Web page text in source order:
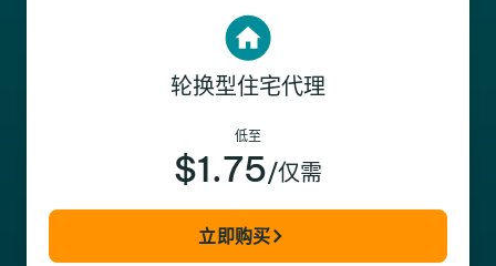
轮换型住宅代理
低至
$1.75/仅需
立即购买